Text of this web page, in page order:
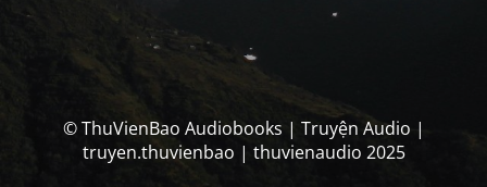
© ThuVienBao Audiobooks | Truyện Audio |
truyen.thuvienbao | thuvienaudio 2025